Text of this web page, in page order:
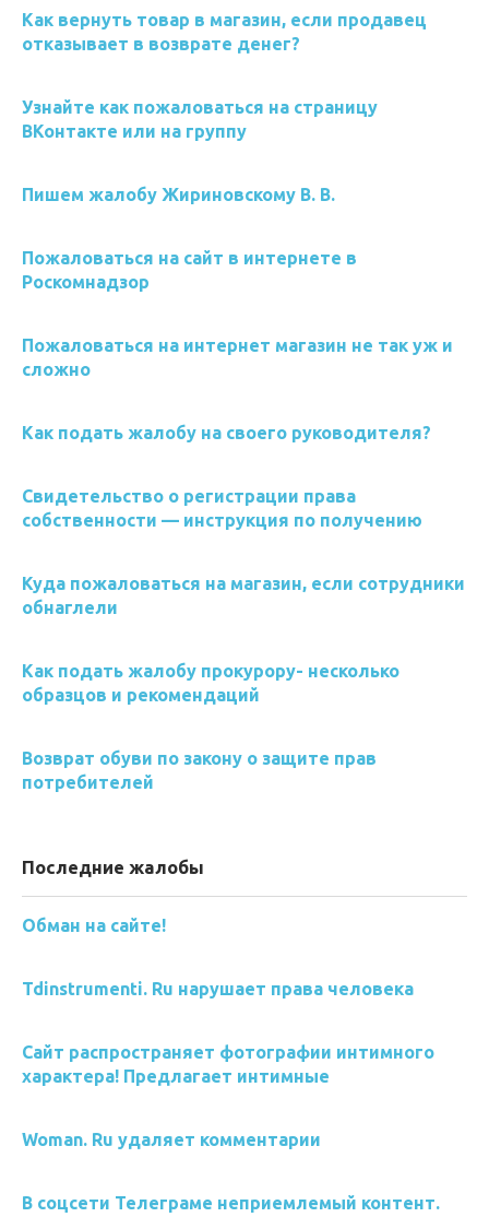
Как вернуть товар в магазин, если продавец
отказывает в возврате денег?
Узнайте как пожаловаться на страницу
ВКонтакте или на группу
Пишем жалобу Жириновскому В. В.
Пожаловаться на сайт в интернете в
Роскомнадзор
Пожаловаться на интернет магазин не так уж и
сложно
Как подать жалобу на своего руководителя?
Свидетельство о регистрации права
собственности — инструкция по получению
Куда пожаловаться на магазин, если сотрудники
обнаглели
Как подать жалобу прокурору- несколько
образцов и рекомендаций
Возврат обуви по закону о защите прав
потребителей
Последние жалобы
Обман на сайте!
Tdinstrumenti. Ru нарушает права человека
Сайт распространяет фотографии интимного
характера! Предлагает интимные
Woman. Ru удаляет комментарии
В соцсети Телеграме неприемлемый контент.